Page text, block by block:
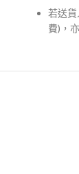
若送
費)，